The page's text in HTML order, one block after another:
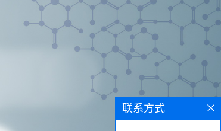
联系方式